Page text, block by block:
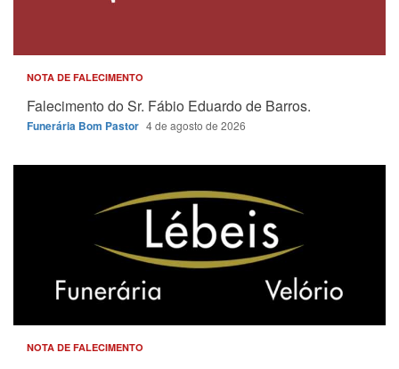
NOTA DE FALECIMENTO
Falecimento do Sr. Fábio Eduardo de Barros.
Funerária Bom Pastor 4 de agosto de 2026
NOTA DE FALECIMENTO